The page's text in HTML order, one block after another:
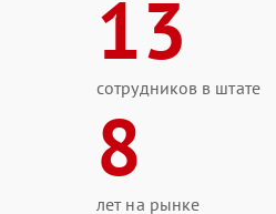
13
сотрудников в штате
8
лет на рынке